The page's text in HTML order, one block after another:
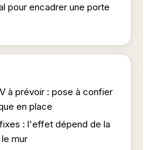
pour encadrer une porte
à prévoir : pose à confier
en place
: l'effet dépend de la
mur